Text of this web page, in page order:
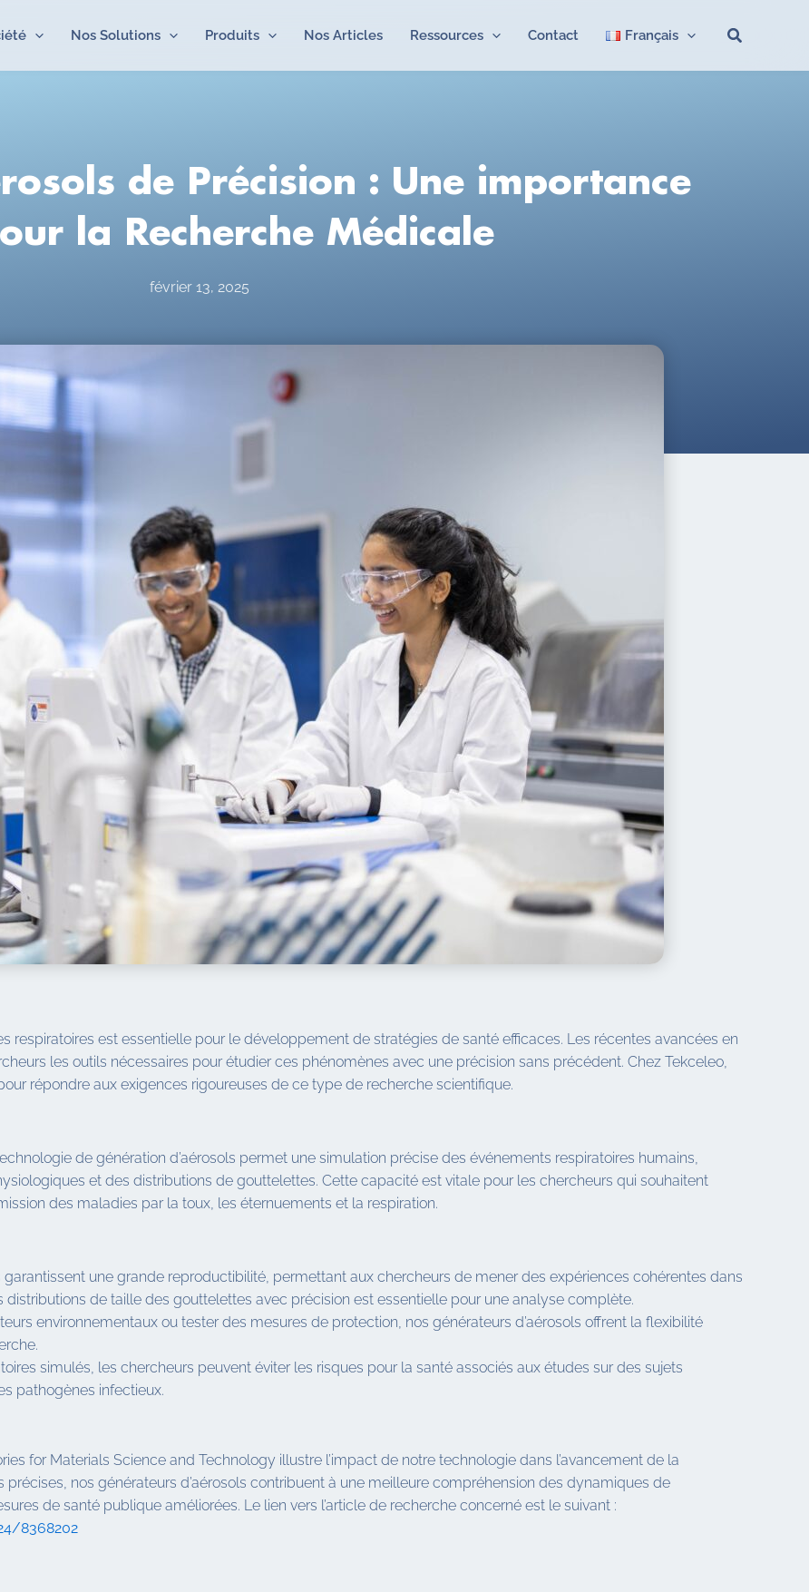
Nos Solutions Produits Nos Articles Ressources Contact Français
de Précision : Une importance
la Recherche Médicale
février 13, 2025
respiratoires est essentielle pour le développement de stratégies de santé efficaces. Les récentes avancées en
les outils nécessaires pour étudier ces phénomènes avec une précision sans précédent. Chez Tekceleo,
répondre aux exigences rigoureuses de ce type de recherche scientifique.
de génération d’aérosols permet une simulation précise des événements respiratoires humains,
et des distributions de gouttelettes. Cette capacité est vitale pour les chercheurs qui souhaitent
des maladies par la toux, les éternuements et la respiration.
une grande reproductibilité, permettant aux chercheurs de mener des expériences cohérentes dans
de taille des gouttelettes avec précision est essentielle pour une analyse complète.
environnementaux ou tester des mesures de protection, nos générateurs d’aérosols offrent la flexibilité
simulés, les chercheurs peuvent éviter les risques pour la santé associés aux études sur des sujets
pathogènes infectieux.
for Materials Science and Technology illustre l’impact de notre technologie dans l’avancement de la
nos générateurs d’aérosols contribuent à une meilleure compréhension des dynamiques de
de santé publique améliorées. Le lien vers l’article de recherche concerné est le suivant :
8368202